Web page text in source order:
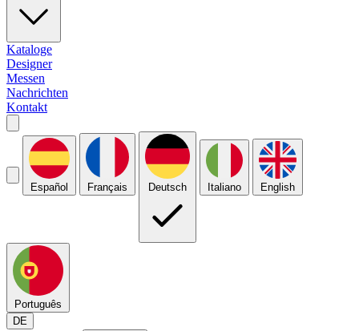
Kataloge
Designer
Messen
Nachrichten
Kontakt
Español Français Deutsch Italiano English
Português
DE